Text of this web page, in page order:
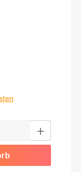
Wert ein